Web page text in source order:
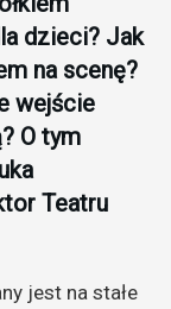
dzieci? Jak
na scenę?
wejście
O tym
Teatru
jest na stałe